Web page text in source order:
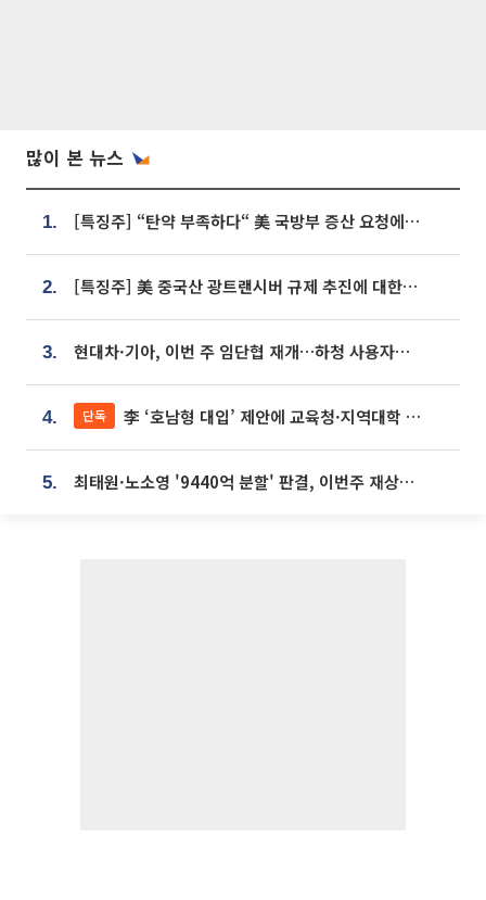
많이 본 뉴스
1. [특징주] “탄약 부족하다“ 美 국방부 증산 요청에⋯국내 방산주 급등세
2. [특징주] 美 중국산 광트랜시버 규제 추진에 대한광통신 등 광통신株 강세
3. 현대차·기아, 이번 주 임단협 재개…하청 사용자성 재심도 ‘변수’
4. 단독 李 ‘호남형 대입’ 제안에 교육청·지역대학 서·논술형 입시 연계 '착수'
5. 최태원·노소영 '9440억 분할' 판결, 이번주 재상고 여부 주목